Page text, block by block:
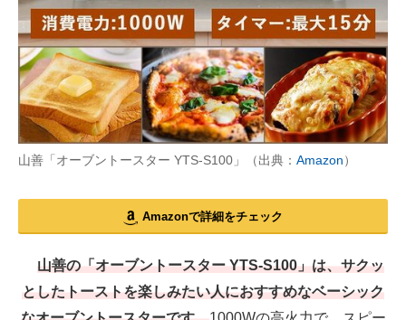
山善「オーブントースター YTS-S100」（出典： Amazon）
Amazonで詳細をチェック
山善の「オーブントースター YTS-S100」は、サクッ
としたトーストを楽しみたい人におすすめなベーシック